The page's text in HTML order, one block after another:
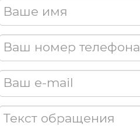
Ваше имя
Ваш номер телефона
Ваш e-mail
Текст обращения